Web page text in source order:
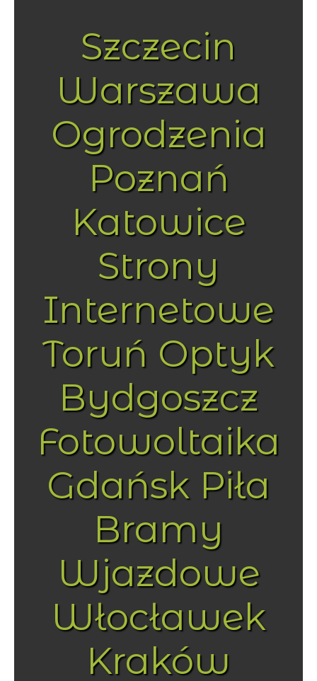
Szczecin
Warszawa
Ogrodzenia
Poznań
Katowice
Strony
Internetowe
Toruń Optyk
Bydgoszcz
Fotowoltaika
Gdańsk Piła
Bramy
Wjazdowe
Włocławek
Kraków